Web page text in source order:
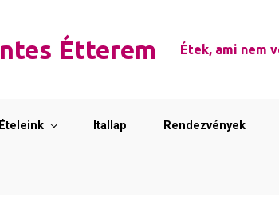
Étterem Étek, ami nem
Ételeink Itallap Rendezvények